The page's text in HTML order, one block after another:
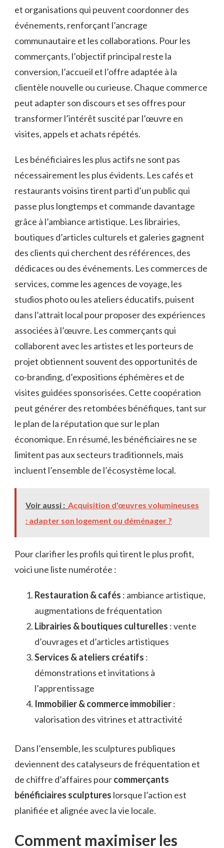
et organisations qui peuvent coordonner des
événements, renforçant l’ancrage
communautaire et les collaborations. Pour les
commerçants, l’objectif principal reste la
conversion, l’accueil et l’offre adaptée à la
clientèle nouvelle ou curieuse. Chaque commerce
peut adapter son discours et ses offres pour
transformer l’intérêt suscité par l’œuvre en
visites, appels et achats répétés.
Les bénéficiaires les plus actifs ne sont pas
nécessairement les plus évidents. Les cafés et
restaurants voisins tirent parti d’un public qui
passe plus longtemps et commande davantage
grâce à l’ambiance artistique. Les librairies,
boutiques d’articles culturels et galeries gagnent
des clients qui cherchent des références, des
dédicaces ou des événements. Les commerces de
services, comme les agences de voyage, les
studios photo ou les ateliers éducatifs, puisent
dans l’attrait local pour proposer des expériences
associées à l’œuvre. Les commerçants qui
collaborent avec les artistes et les porteurs de
projet obtiennent souvent des opportunités de
co-branding, d’expositions éphémères et de
visites guidées sponsorisées. Cette coopération
peut générer des retombées bénéfiques, tant sur
le plan de la réputation que sur le plan
économique. En résumé, les bénéficiaires ne se
limitent pas aux secteurs traditionnels, mais
incluent l’ensemble de l’écosystème local.
Voir aussi : Acquisition d'œuvres volumineuses
: adapter son logement ou déménager ?
Pour clarifier les profils qui tirent le plus profit,
voici une liste numérotée :
Restauration & cafés : ambiance artistique,
augmentations de fréquentation
Librairies & boutiques culturelles : vente
d’ouvrages et d’articles artistiques
Services & ateliers créatifs :
démonstrations et invitations à
l’apprentissage
Immobilier & commerce immobilier:
valorisation des vitrines et attractivité
Dans l’ensemble, les sculptures publiques
deviennent des catalyseurs de fréquentation et
de chiffre d’affaires pourcommerçants
bénéficiaires sculptures lorsque l’action est
planifiée et alignée avec la vie locale.
Comment maximiser les